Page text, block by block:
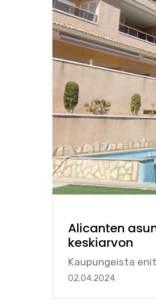
Alicanten
keskiarvon
Kaupungeista
02.04.2024